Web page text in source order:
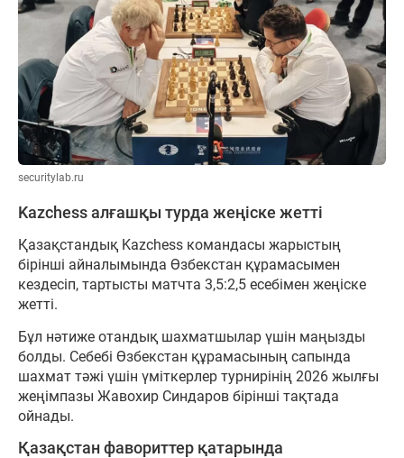
securitylab.ru
Kazchess алғашқы турда жеңіске жетті
Қазақстандық Kazchess командасы жарыстың
бірінші айналымында Өзбекстан құрамасымен
кездесіп, тартысты матчта 3,5:2,5 есебімен жеңіске
жетті.
Бұл нәтиже отандық шахматшылар үшін маңызды
болды. Себебі Өзбекстан құрамасының сапында
шахмат тәжі үшін үміткерлер турнирінің 2026 жылғы
жеңімпазы Жавохир Синдаров бірінші тақтада
ойнады.
Қазақстан фавориттер қатарында